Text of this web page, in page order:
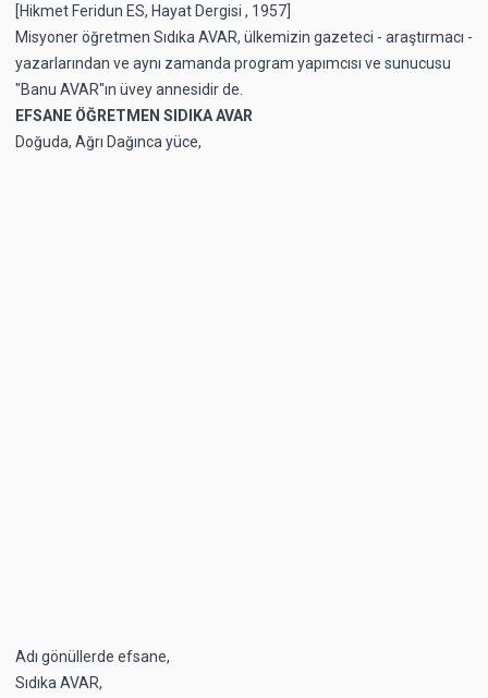
[Hikmet Feridun ES, Hayat Dergisi , 1957]
Misyoner öğretmen Sıdıka AVAR, ülkemizin gazeteci - araştırmacı -
yazarlarından ve aynı zamanda program yapımcısı ve sunucusu
"Banu AVAR"ın üvey annesidir de.
EFSANE ÖĞRETMEN SIDIKA AVAR
Doğuda, Ağrı Dağınca yüce,
Adı gönüllerde efsane,
Sıdıka AVAR,